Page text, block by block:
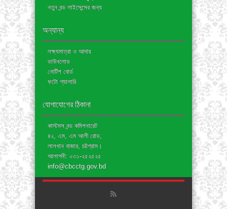
নতুন বন্ড লাইসেন্সের জন্য
অন্যান্য
লক্ষ্যমাত্রা ও আদায়
ডাউনলোড
নোটিশ বোর্ড
ফটো গ্যালারি
যোগাযোগের ঠিকানা
কাস্টমস বন্ড কমিশনারেট
৪২, এম, এম আলী রোড,
লালখান বাজার, চট্টগ্রাম।
আলাপনী: ০৩১-২৫২৫২৫
info@cbcctg.gov.bd